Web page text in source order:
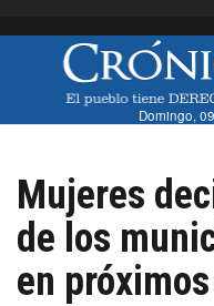
Domingo,
Mujeres
de los
en